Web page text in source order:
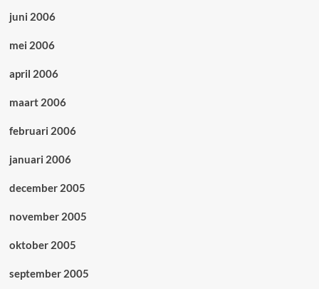
juni 2006
mei 2006
april 2006
maart 2006
februari 2006
januari 2006
december 2005
november 2005
oktober 2005
september 2005